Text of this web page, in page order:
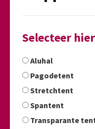
Selecteer
Aluhal
Pagodetent
Stretchtent
Spantent
Transparante